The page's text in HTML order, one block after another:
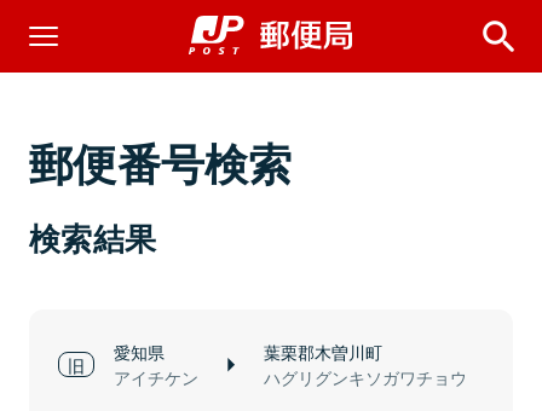
郵便番号検索
検索結果
愛知県
アイチケン
葉栗郡木曽川町
ハグリグンキソガワチョウ